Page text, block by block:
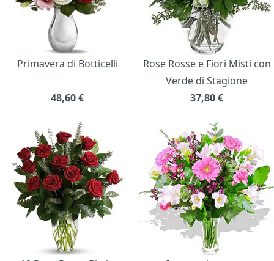
Primavera di Botticelli
48,60€
Rose Rosse e Fiori Misti con
Verde di Stagione
37,80€